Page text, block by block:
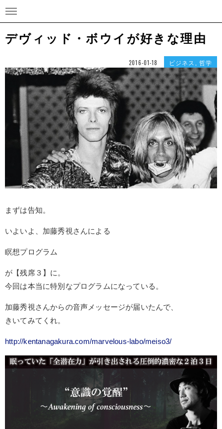
デヴィッド・ボウイが好きな理由
2016-01-18 ビジネス 哲学
まずは告知。
いよいよ、加藤秀視さんによる
瞑想プログラム
が【残席３】に。
今回は本当に特別なプログラムになっている。
加藤秀視さんからの音声メッセージが届いたんで、
きいてみてくれ。
http://kentanagakura.com/marvelous-labo/meiso3/